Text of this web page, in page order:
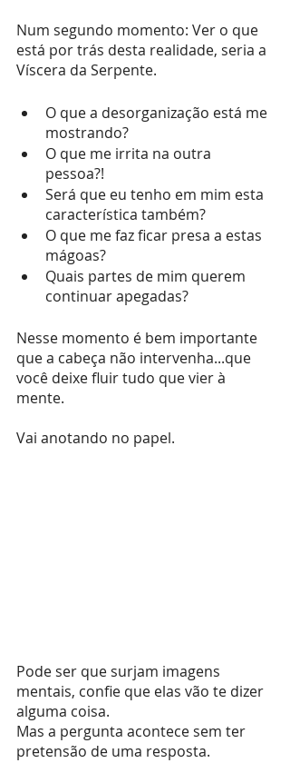
Num segundo momento: Ver o que
está por trás desta realidade, seria a
Víscera da Serpente.
O que a desorganização está me
mostrando?
O que me irrita na outra
pessoa?!
Será que eu tenho em mim esta
característica também?
O que me faz ficar presa a estas
mágoas?
Quais partes de mim querem
continuar apegadas?
Nesse momento é bem importante
que a cabeça não intervenha...que
você deixe fluir tudo que vier à
mente.
Vai anotando no papel.
Pode ser que surjam imagens
mentais, confie que elas vão te dizer
alguma coisa.
Mas a pergunta acontece sem ter
pretensão de uma resposta.